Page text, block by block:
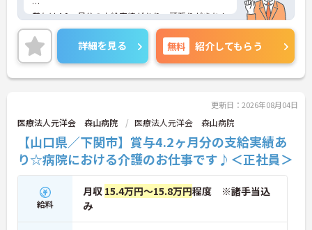
賞与は4.0ヶ月分の支給実績があり、頑張りがきちん
と評価される職場です。また、利用可能な託児所が
あり、子育て世代の方も安心してご勤務いただけま
す。
ご興味のある方には、面接対策ポイントなど、さら
詳細を見る 無料 紹介してもらう
更新日：2026年08月04日
医療法人元洋会 森山病院 医療法人元洋会 森山病院
【山口県／下関市】賞与4.2ヶ月分の支給実績あ
り☆病院における介護のお仕事です♪＜正社員＞
給料
月収 15.4万円～15.8万円程度 ※諸手当込
み